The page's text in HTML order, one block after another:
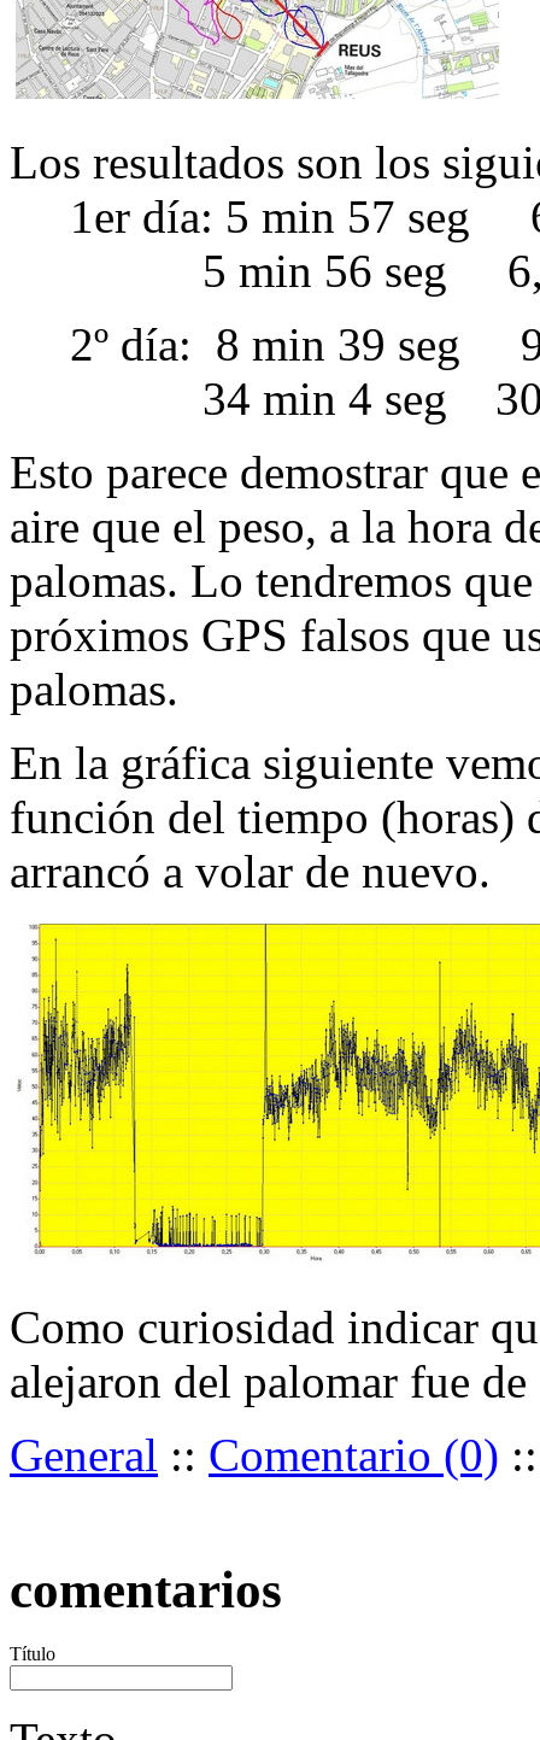
Los resultados son los
1er día: 5 min 57 seg
5 min 56 seg 6,2
2º día: 8 min 39 seg
34 min 4 seg 30,2
Esto parece demostrar que
aire que el peso, a la hora
palomas. Lo tendremos
próximos GPS falsos que
palomas.
En la gráfica siguiente
función del tiempo (horas)
arrancó a volar de nuevo.
Como curiosidad indicar
alejaron del palomar fue
General :: Comentario (0)
comentarios
Título